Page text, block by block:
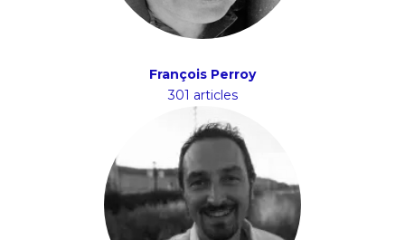
François Perroy
301 articles